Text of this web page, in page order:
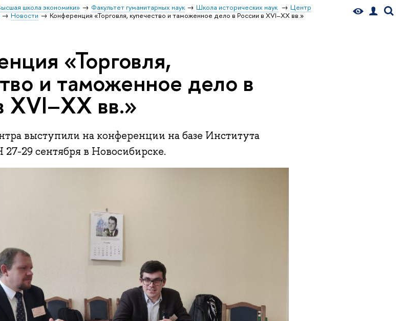
школа экономики» Факультет гуманитарных наук Школа исторических наук
Центр
Новости Конференция «Торговля, купечество и таможенное дело в России в XVI–XX вв.»
«Торговля,
и таможенное дело в
XVI–XX вв.»
выступили на конференции на базе Института
29 сентября в Новосибирске.